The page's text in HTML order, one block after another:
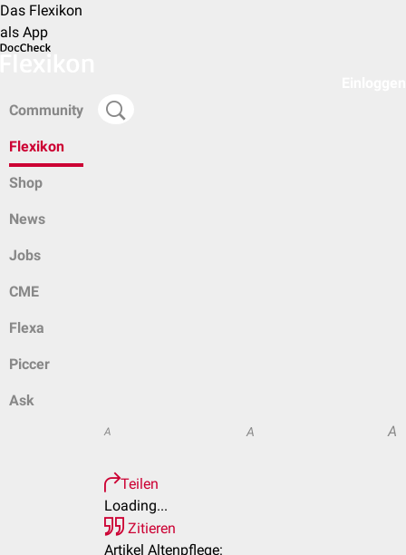
Das Flexikon
als App
Community
Flexikon
Shop
News
Jobs
CME
Flexa
Piccer
Ask
A A A
Teilen
Loading...
Zitieren
Artikel Altenpflege: